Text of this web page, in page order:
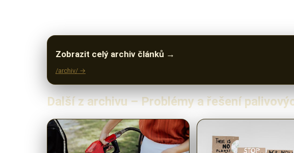
Zobrazit celý archiv článků →
/archiv/ →
Další z archivu – Problémy a řešení